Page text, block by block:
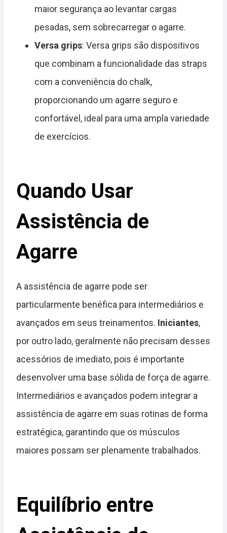
maior segurança ao levantar cargas
pesadas, sem sobrecarregar o agarre.
Versa grips: Versa grips são dispositivos
que combinam a funcionalidade das straps
com a conveniência do chalk,
proporcionando um agarre seguro e
confortável, ideal para uma ampla variedade
de exercícios.
Quando Usar
Assistência de
Agarre
A assistência de agarre pode ser
particularmente benéfica para intermediários e
avançados em seus treinamentos. Iniciantes,
por outro lado, geralmente não precisam desses
acessórios de imediato, pois é importante
desenvolver uma base sólida de força de agarre.
Intermediários e avançados podem integrar a
assistência de agarre em suas rotinas de forma
estratégica, garantindo que os músculos
maiores possam ser plenamente trabalhados.
Equilíbrio entre